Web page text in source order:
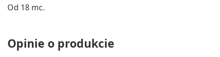
Od 18 mc.
Opinie o produkcie